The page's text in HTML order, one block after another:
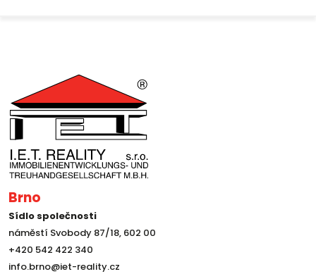
Brno
Sídlo společnosti
náměstí Svobody 87/18, 602 00
+420 542 422 340
info.brno@iet-reality.cz